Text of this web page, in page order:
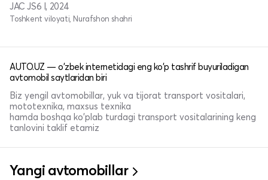
JAC JS6 I, 2024
Toshkent viloyati, Nurafshon shahri
AUTO.UZ — o'zbek internetidagi eng ko'p tashrif buyuriladigan
avtomobil saytlaridan biri
Biz yengil avtomobillar, yuk va tijorat transport vositalari,
mototexnika, maxsus texnika
hamda boshqa ko'plab turdagi transport vositalarining keng
tanlovini taklif etamiz
Yangi avtomobillar